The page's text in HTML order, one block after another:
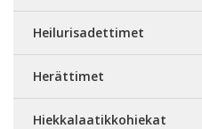
Heilurisadettimet
Herättimet
Hiekkalaatikkohiekat